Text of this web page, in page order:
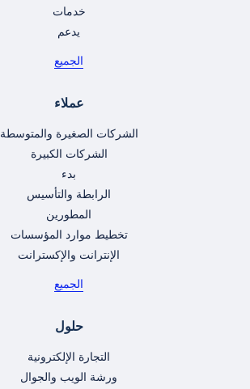
خدمات
يدعم
الجميع
عملاء
الشركات الصغيرة والمتوسطة
الشركات الكبيرة
بدء
الرابطة والتأسيس
المطورين
تخطيط موارد المؤسسات
الإنترانت والإكسترانت
الجميع
حلول
التجارة الإلكترونية
ورشة الويب والجوال